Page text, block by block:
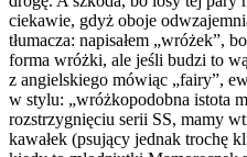
ciekawie, gdyż oboje
tłumacza: napisałem „wróżek”,
forma wróżki, ale jeśli budzi to
z angielskiego mówiąc „fairy”,
w stylu: „wróżkopodobna istota
rozstrzygnięciu serii SS, mamy
kawałek (psujący jednak trochę